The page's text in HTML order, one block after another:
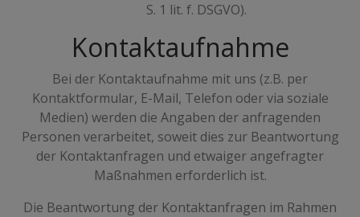
S. 1 lit. f. DSGVO).
Kontaktaufnahme
Bei der Kontaktaufnahme mit uns (z.B. per
Kontaktformular, E-Mail, Telefon oder via soziale
Medien) werden die Angaben der anfragenden
Personen verarbeitet, soweit dies zur Beantwortung
der Kontaktanfragen und etwaiger angefragter
Maßnahmen erforderlich ist.
Die Beantwortung der Kontaktanfragen im Rahmen